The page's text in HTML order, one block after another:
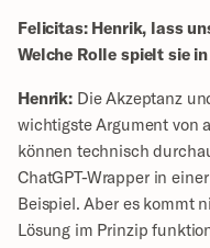
Felicitas: Henrik, lass
Welche Rolle spielt sie
Henrik: Die Akzeptanz
wichtigste Argument von
können technisch
ChatGPT-Wrapper in
Beispiel. Aber es kommt
Lösung im Prinzip